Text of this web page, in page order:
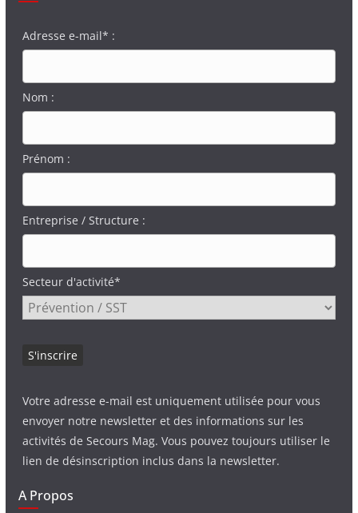
Adresse e-mail* :
Nom :
Prénom :
Entreprise / Structure :
Secteur d'activité*
Votre adresse e-mail est uniquement utilisée pour vous
envoyer notre newsletter et des informations sur les
activités de Secours Mag. Vous pouvez toujours utiliser le
lien de désinscription inclus dans la newsletter.
A Propos